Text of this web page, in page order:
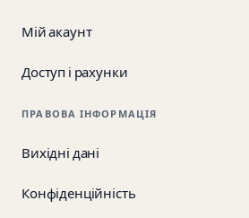
Мій акаунт
Доступ і рахунки
ПРАВОВА ІНФОРМАЦІЯ
Вихідні дані
Конфіденційність